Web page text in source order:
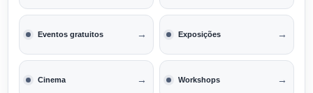
Eventos gratuitos → Exposições →
Cinema → Workshops →